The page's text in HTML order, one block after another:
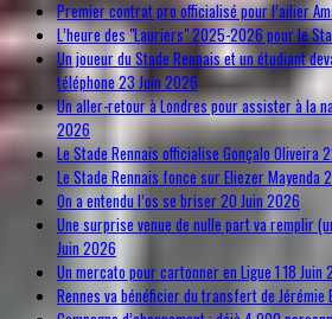
Premier contrat pro officialisé pour l’ailier
L’heure des "Lauriers" 2025-2026 pour le
Un joueur du Stade Rennais et un étudiant
téléphone23 Juin 2026
Un aller-retour à Londres pour assister à la
2026
Le Stade Rennais officialise Gonçalo Oliveira
Le Stade Rennais fonce sur Eliezer Mayenda
On a entendu l’os se briser20 Juin 2026
Une surprise venue de nulle part va remplir
Juin 2026
Un mercato pour cartonner en Ligue 1 18 Juin
Rennes va bénéficier du transfert de Jérémie